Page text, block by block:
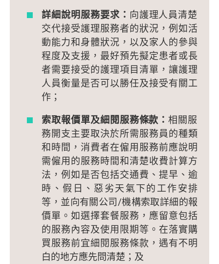
詳細說明服務要求： 向護理人員清楚
交代接受護理服務者的狀況，例如活
動能力和身體狀況，以及家人的參與
程度及支援，最好預先擬定患者或長
者需要接受的護理項目清單，讓護理
人員衡量是否可以勝任及接受有關工
作；
索取報價單及細閱服務條款：相關服
務開支主要取決於所需服務員的種類
和時間，消費者在僱用服務前應說明
需僱用的服務時間和清楚收費計算方
法，例如是否包括交通費、提早、逾
時、假日、惡劣天氣下的工作安排
等，並向有關公司/機構索取詳細的報
價單。如選擇套餐服務，應留意包括
的服務內容及使用限期等。在落實購
買服務前宜細閱服務條款，遇有不明
白的地方應先問清楚；及